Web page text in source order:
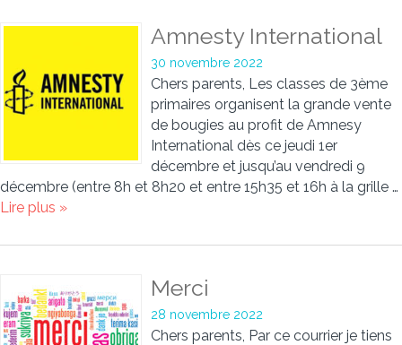
Amnesty International
30 novembre 2022
Chers parents, Les classes de 3ème
primaires organisent la grande vente
de bougies au profit de Amnesy
International dès ce jeudi 1er
décembre et jusqu’au vendredi 9
décembre (entre 8h et 8h20 et entre 15h35 et 16h à la grille …
Lire plus »
Merci
28 novembre 2022
Chers parents, Par ce courrier je tiens